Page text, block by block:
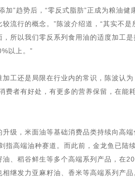
加”趋势后，“零反式脂肪”正成为粮油
较流行的概念。”陈波介绍道，“其实不
，所以我们零反系列食用油的适度加工
以上。”
加工还是局限在行业内的常识，陈波认
费者有好处，有更多的营养保留，在能
升级，米面油等基础消费品类持续向高
指高端油种赛道。而此前，金龙鱼已陆
油、稻谷鲜生等多个高端系列产品，在
继发力亚麻籽油、香米等高端系列产品